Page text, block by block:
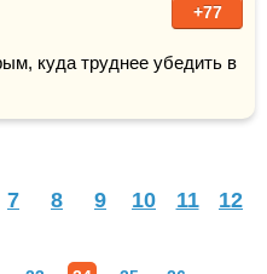
+77
куда труднее убедить в
7 8 9 10 11
12